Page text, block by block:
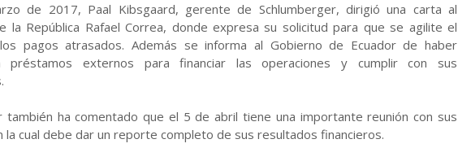
de 2017, Paal Kibsgaard, gerente de Schlumberger, dirigió una carta al
la República Rafael Correa, donde expresa su solicitud para que se agilite el
pagos atrasados. Además se informa al Gobierno de Ecuador de haber
préstamos externos para financiar las operaciones y cumplir con sus
también ha comentado que el 5 de abril tiene una importante reunión con sus
la cual debe dar un reporte completo de sus resultados financieros.